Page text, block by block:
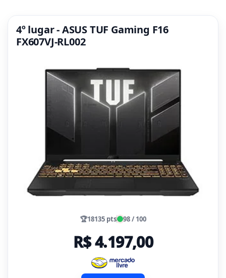
4º lugar - ASUS TUF Gaming F16
FX607VJ-RL002
🏆18135 pts 98 / 100
R$ 4.197,00